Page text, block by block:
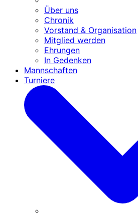
Über uns
Chronik
Vorstand & Organisation
Mitglied werden
Ehrungen
In Gedenken
Mannschaften
Turniere